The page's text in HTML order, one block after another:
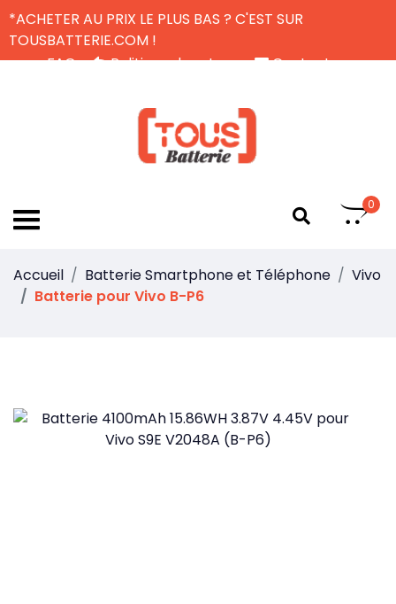
*ACHETER AU PRIX LE PLUS BAS ? C'EST SUR
TOUSBATTERIE.COM !
FAQ
Politique de retour
Contactez-nous
0
Accueil Batterie Smartphone et Téléphone
Vivo
Batterie pour Vivo B-P6